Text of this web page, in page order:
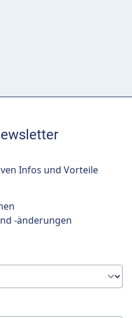
Infos und Vorteile
-änderungen